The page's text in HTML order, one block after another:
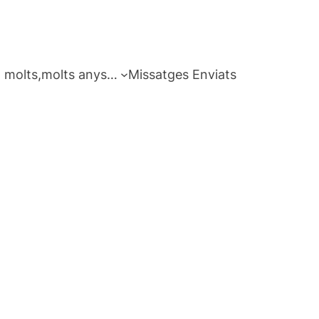
molts,molts anys… Missatges Enviats